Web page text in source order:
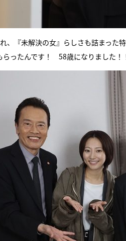
、『未解決の女』らしさも詰まっ
らったんです！ 58歳になりました